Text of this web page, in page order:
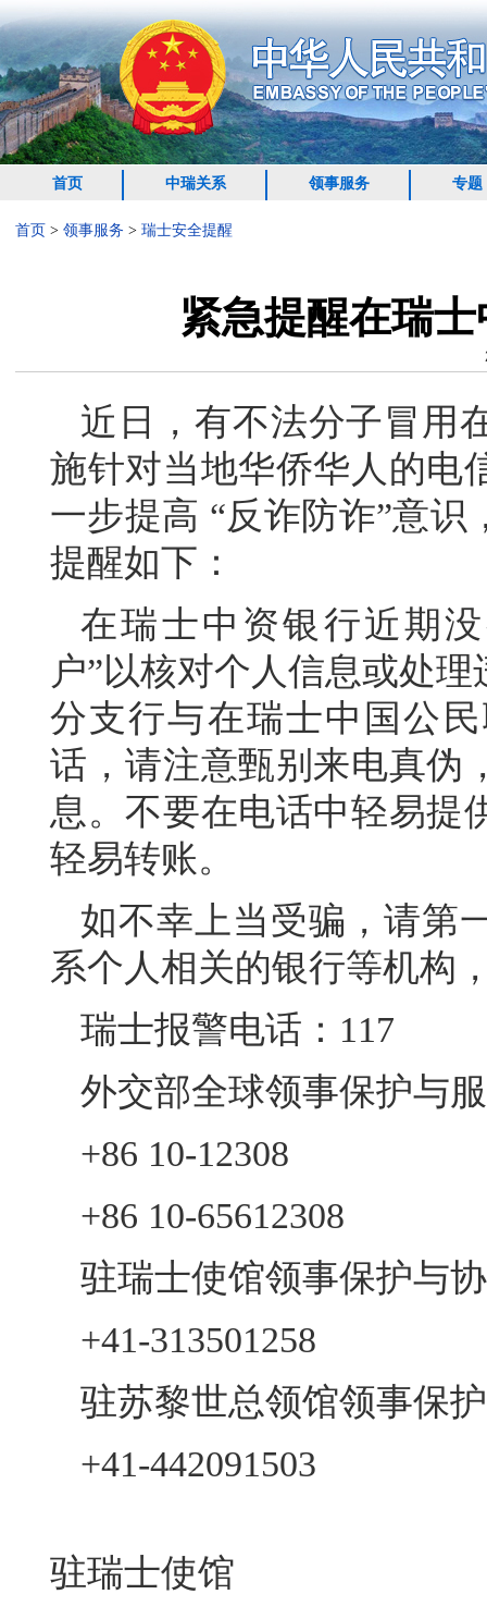
首页 中瑞关系 领事服务 专题
首页 > 领事服务 > 瑞士安全提醒
紧急提醒在瑞
近日，有不法分子冒用
施针对当地华侨华人的电
一步提高 “反诈防诈”意
提醒如下：
在瑞士中资银行近期
户”以核对个人信息或处
分支行与在瑞士中国公
话，请注意甄别来电真伪
息。不要在电话中轻易提
轻易转账。
如不幸上当受骗，请第
系个人相关的银行等机构
瑞士报警电话：117
外交部全球领事保护与
+86 10-12308
+86 10-65612308
驻瑞士使馆领事保护与
+41-313501258
驻苏黎世总领馆领事保
+41-442091503
驻瑞士使馆